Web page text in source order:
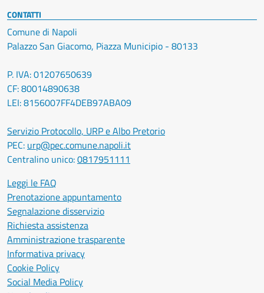
CONTATTI
Comune di Napoli
Palazzo San Giacomo, Piazza Municipio - 80133
P. IVA: 01207650639
CF: 80014890638
LEI: 8156007FF4DEB97ABA09
Servizio Protocollo, URP e Albo Pretorio
PEC: urp@pec.comune.napoli.it
Centralino unico:0817951111
Leggi le FAQ
Prenotazione appuntamento
Segnalazione disservizio
Richiesta assistenza
Amministrazione trasparente
Informativa privacy
Cookie Policy
Social Media Policy